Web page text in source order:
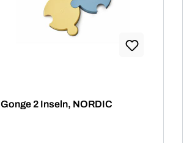
Gonge 2 Inseln, NORDIC